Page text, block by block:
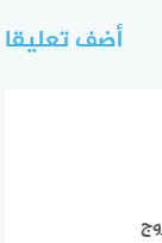
أضف تعليقا